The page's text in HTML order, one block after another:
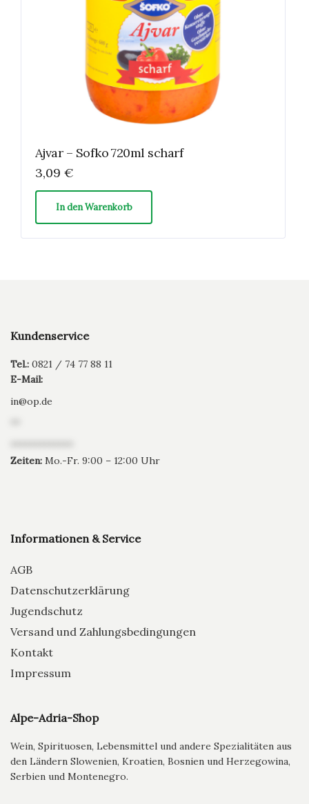
Ajvar – Sofko 720ml scharf
3,09 €
In den Warenkorb
Kundenservice
Tel.: 0821 / 74 77 88 11
E-Mail:
in@op.de
Zeiten: Mo.-Fr. 9:00 – 12:00 Uhr
Informationen & Service
AGB
Datenschutzerklärung
Jugendschutz
Versand und Zahlungsbedingungen
Kontakt
Impressum
Alpe-Adria-Shop
Wein, Spirituosen, Lebensmittel und andere Spezialitäten aus
den Ländern Slowenien, Kroatien, Bosnien und Herzegowina,
Serbien und Montenegro.